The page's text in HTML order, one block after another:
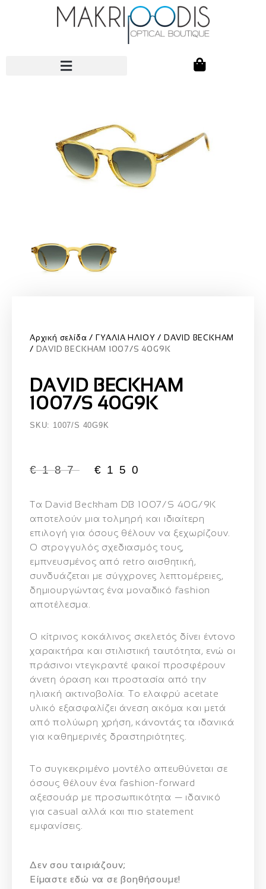
Αρχική σελίδα ΓΥΑΛΙΑ ΗΛΙΟΥ
DAVID BECKHAM
DAVID BECKHAM 1007/S 40G9K
DAVID BECKHAM
1007/S 40G9K
SKU: 1007/S 40G9K
€187 € 150
Τα David Beckham DB 1007/S 40G/9K
αποτελούν μια τολμηρή και ιδιαίτερη
επιλογή για όσους θέλουν να ξεχωρίζουν.
Ο στρογγυλός σχεδιασμός τους,
εμπνευσμένος από retro αισθητική,
συνδυάζεται με σύγχρονες λεπτομέρειες,
δημιουργώντας ένα μοναδικό fashion
αποτέλεσμα.
Ο κίτρινος κοκάλινος σκελετός δίνει έντονο
χαρακτήρα και στιλιστική ταυτότητα, ενώ οι
πράσινοι ντεγκραντέ φακοί προσφέρουν
άνετη όραση και προστασία από την
ηλιακή ακτινοβολία. Το ελαφρύ acetate
υλικό εξασφαλίζει άνεση ακόμα και μετά
από πολύωρη χρήση, κάνοντάς τα ιδανικά
για καθημερινές δραστηριότητες.
Το συγκεκριμένο μοντέλο απευθύνεται σε
όσους θέλουν ένα fashion-forward
αξεσουάρ με προσωπικότητα — ιδανικό
για casual αλλά και πιο statement
εμφανίσεις.
Δεν σου ταιριάζουν;
Eίμαστε εδώ να σε βοηθήσουμε!